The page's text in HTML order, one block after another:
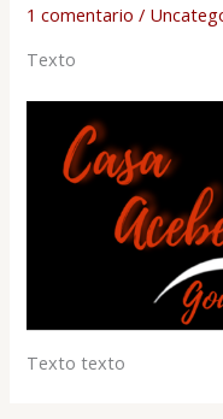
1 comentario /
Texto
Texto texto